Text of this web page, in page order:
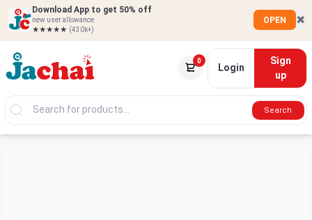
Download App to get 50% off
new user allowance
★★★★★ (430k+)
OPEN ✖
0
Login
Sign
up
Search